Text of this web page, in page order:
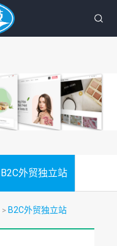
B2C外贸独立站
> B2C外贸独立站